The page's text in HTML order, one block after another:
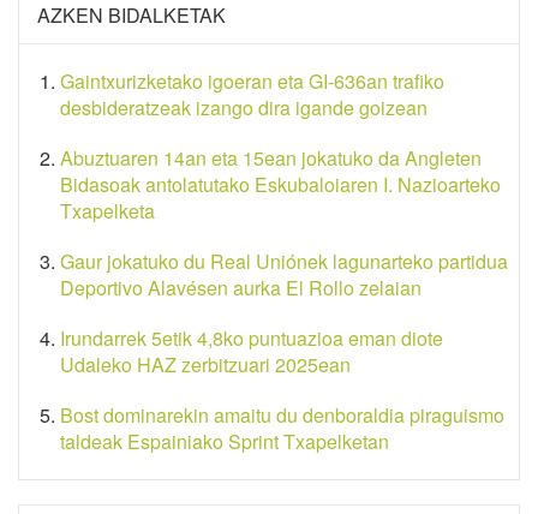
AZKEN BIDALKETAK
Gaintxurizketako igoeran eta GI-636an trafiko
desbideratzeak izango dira igande goizean
Abuztuaren 14an eta 15ean jokatuko da Angleten
Bidasoak antolatutako Eskubaloiaren I. Nazioarteko
Txapelketa
Gaur jokatuko du Real Uniónek lagunarteko partidua
Deportivo Alavésen aurka El Rollo zelaian
Irundarrek 5etik 4,8ko puntuazioa eman diote
Udaleko HAZ zerbitzuari 2025ean
Bost dominarekin amaitu du denboraldia piraguismo
taldeak Espainiako Sprint Txapelketan